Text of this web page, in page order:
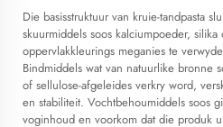
Die basisstruktuur van kruie-tandpasta
skuurmiddels soos kalciumpoeder,
oppervlakkleurings meganies te
Bindmiddels wat van natuurlike bronne
of sellulose-afgeleides verkry word,
en stabiliteit. Vochtbehoumiddels soos
voginhoud en voorkom dat die produk